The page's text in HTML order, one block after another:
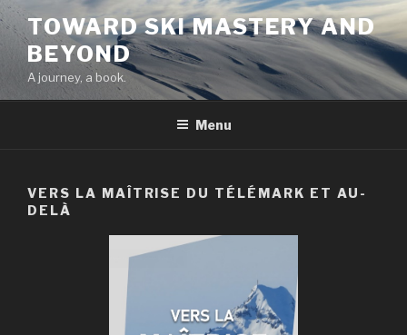
Skip
to
content
TOWARD SKI MASTERY AND
BEYOND
A journey, a book.
Menu
VERS LA MAÎTRISE DU TÉLÉMARK ET AU-
DELÀ